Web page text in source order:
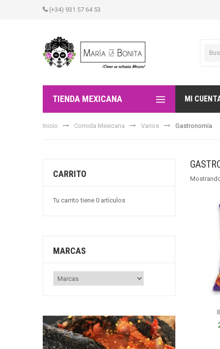
(+34) 931 57 64 53
TIENDA MEXICANA MI
Inicio Comida Mexicana Varios Gastronomía
CARRITO
Tu carrito tiene 0 artículos
MARCAS